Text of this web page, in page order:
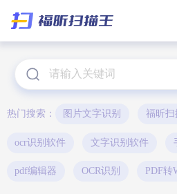
热门搜索： 图片文字识别 福昕扫
ocr识别软件 文字识别软件
pdf编辑器 OCR识别 PDF转